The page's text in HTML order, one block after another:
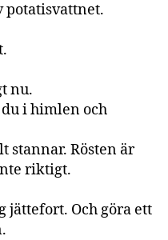
potatisvattnet.
nu.
i himlen och
stannar. Rösten är
riktigt.
jättefort. Och göra ett